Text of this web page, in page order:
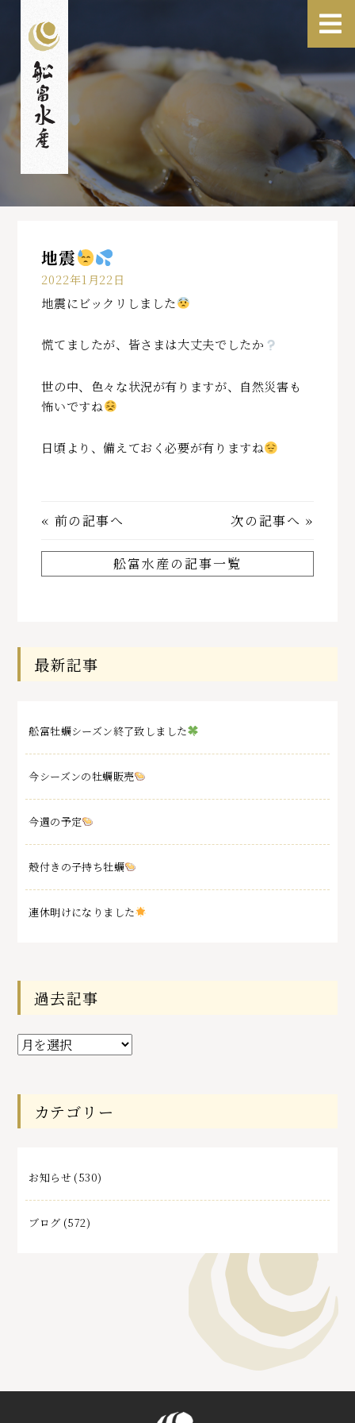
地震
2022年1月22日
地震にビックリしました
慌てましたが、皆さまは大丈夫でしたか
世の中、色々な状況が有りますが、自然災害も
怖いですね
日頃より、備えておく必要が有りますね
« 前の記事へ 次の記事へ »
舩富水産の記事一覧
最新記事
舩富牡蠣シーズン終了致しました
今シーズンの牡蠣販売
今週の予定
殻付きの子持ち牡蠣
連休明けになりました
過去記事
過
去
事
カテゴリー
お知らせ (530)
ブログ (572)